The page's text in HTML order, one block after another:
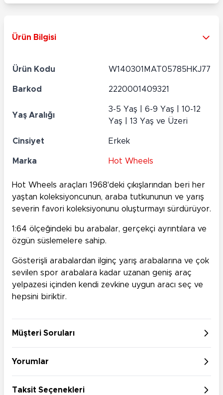
Ürün Bilgisi
Ürün Kodu W140301MAT05785HKJ77
Barkod 2220001409321
Yaş Aralığı
3-5 Yaş | 6-9 Yaş | 10-12
Yaş | 13 Yaş ve Üzeri
Cinsiyet Erkek
Marka Hot Wheels
Hot Wheels araçları 1968'deki çıkışlarından beri her
yaştan koleksiyoncunun, araba tutkununun ve yarış
severin favori koleksiyonunu oluşturmayı sürdürüyor.
1:64 ölçeğindeki bu arabalar, gerçekçi ayrıntılara ve
özgün süslemelere sahip.
Gösterişli arabalardan ilginç yarış arabalarına ve çok
sevilen spor arabalara kadar uzanan geniş araç
yelpazesi içinden kendi zevkine uygun aracı seç ve
hepsini biriktir.
Müşteri Soruları
Yorumlar
Taksit Seçenekleri